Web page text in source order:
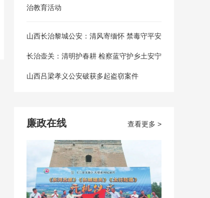
治教育活动
山西长治黎城公安：清风寄缅怀 禁毒守平安
长治壶关：清明护春耕 检察蓝守护乡土安宁
山西吕梁孝义公安破获多起盗窃案件
查看更多 >
廉政在线